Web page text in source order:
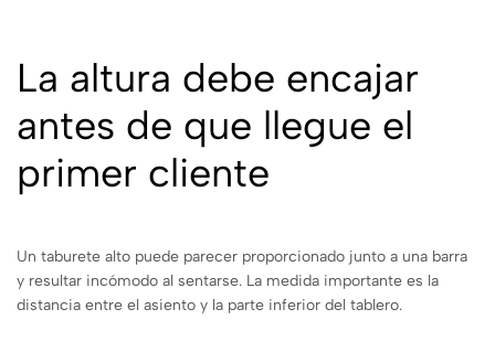
La altura debe encajar
antes de que llegue el
primer cliente
Un taburete alto puede parecer proporcionado junto a una barra
y resultar incómodo al sentarse. La medida importante es la
distancia entre el asiento y la parte inferior del tablero.